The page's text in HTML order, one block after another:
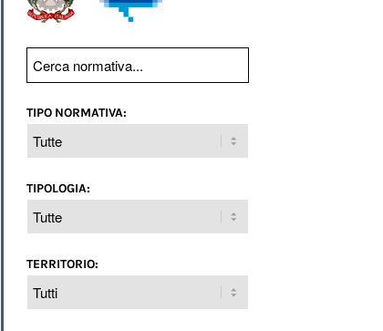
TIPO NORMATIVA:
TIPOLOGIA:
TERRITORIO: